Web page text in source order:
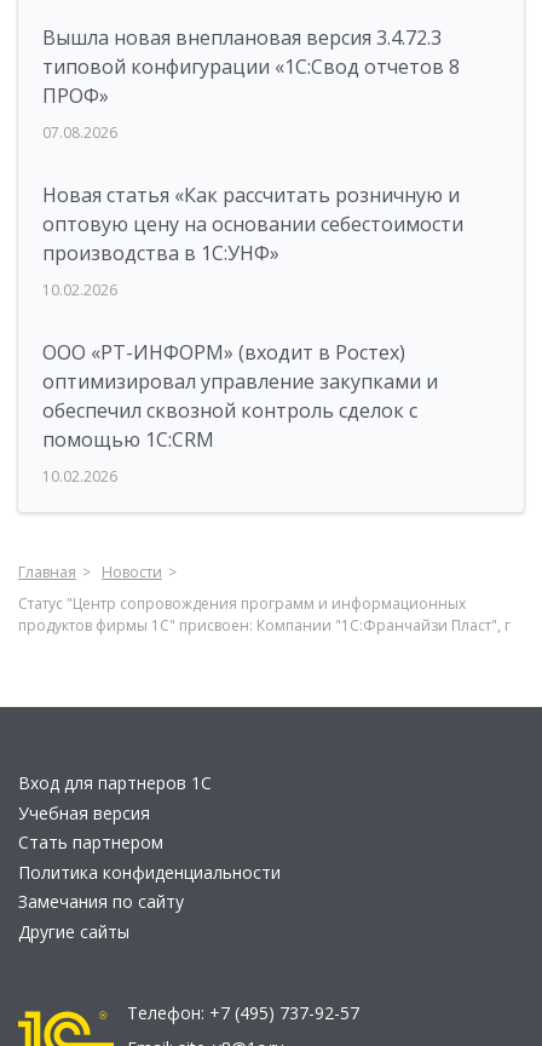
Вышла новая внеплановая версия 3.4.72.3
типовой конфигурации «1C:Свод отчетов 8
ПРОФ»
07.08.2026
Новая статья «Как рассчитать розничную и
оптовую цену на основании себестоимости
производства в 1С:УНФ»
10.02.2026
ООО «РТ-ИНФОРМ» (входит в Ростех)
оптимизировал управление закупками и
обеспечил сквозной контроль сделок с
помощью 1С:CRM
10.02.2026
Главная
Новости
Статус "Центр сопровождения программ и информационных
продуктов фирмы 1С" присвоен: Компании "1С:Франчайзи Пласт", г
Вход для партнеров 1С
Учебная версия
Стать партнером
Политика конфиденциальности
Замечания по сайту
Другие сайты
Телефон: +7 (495) 737-92-57